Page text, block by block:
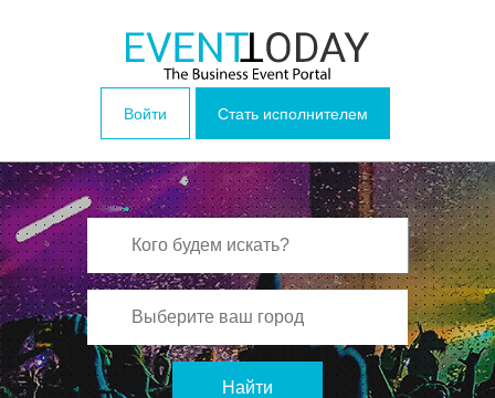
Войти Стать исполнителем
Найти